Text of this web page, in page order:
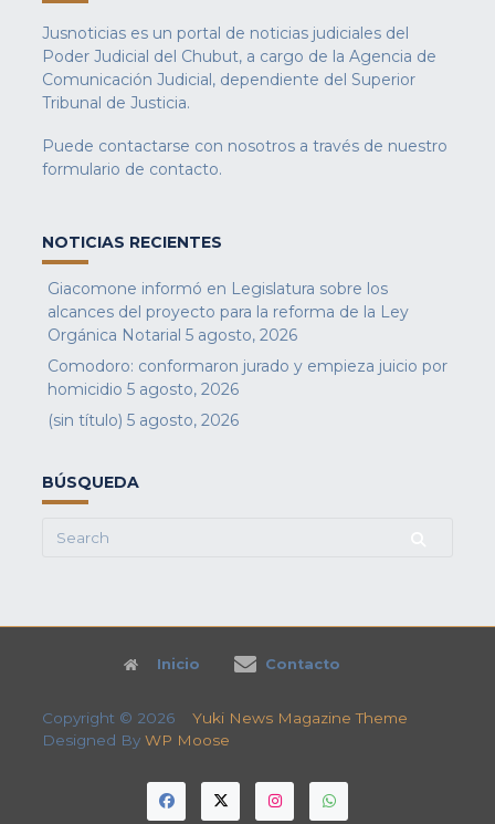
Jusnoticias es un portal de noticias judiciales del
Poder Judicial del Chubut, a cargo de la Agencia de
Comunicación Judicial, dependiente del Superior
Tribunal de Justicia.
Puede contactarse con nosotros a través de nuestro
formulario de contacto.
NOTICIAS RECIENTES
Giacomone informó en Legislatura sobre los
alcances del proyecto para la reforma de la Ley
Orgánica Notarial 5 agosto, 2026
Comodoro: conformaron jurado y empieza juicio por
homicidio 5 agosto, 2026
(sin título) 5 agosto, 2026
BÚSQUEDA
Search
Inicio Contacto
Copyright © 2026 Yuki News Magazine Theme
Designed By WP Moose